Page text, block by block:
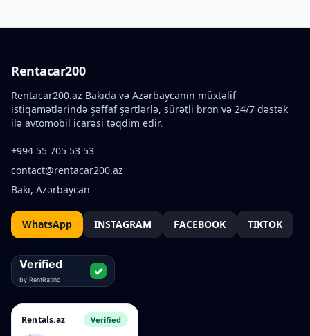
Rentacar200
Rentacar200.az Bakıda və Azərbaycanın müxtəlif
istiqamətlərində şəffaf şərtlərlə, sürətli bron və 24/7 dəstək
ilə avtomobil icarəsi təqdim edir.
+994 55 705 53 53
contact@rentacar200.az
Bakı, Azərbaycan
WhatsApp INSTAGRAM FACEBOOK TIKTOK
Rentals.az Verified